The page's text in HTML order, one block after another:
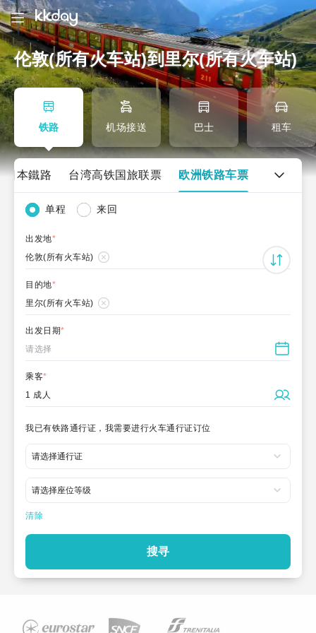
伦敦(所有火车站)到里尔(所有火车站)
铁路 机场接送 巴士 租车
日本鐵路 台湾高铁国旅联票 欧洲铁路车票
单程 来回
出发地*
伦敦(所有火车站)
目的地*
里尔(所有火车站)
出发日期*
请选择
乘客*
1 成人
我已有铁路通行证，我需要进行火车通行证订位
清除
搜寻